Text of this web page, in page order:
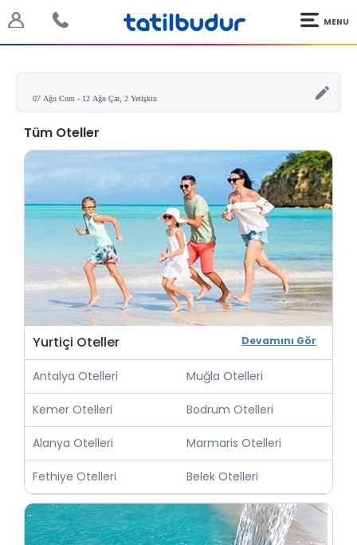
MENU
Tüm Oteller
Yurtiçi Oteller Devamını Gör
Antalya Otelleri Muğla Otelleri
Kemer Otelleri Bodrum Otelleri
Alanya Otelleri Marmaris Otelleri
Fethiye Otelleri Belek Otelleri